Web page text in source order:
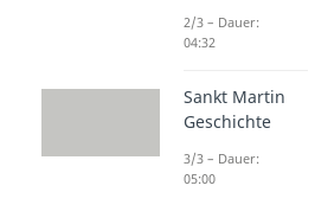
Weitere
Wichtige Begriffe
5 Säulen des Islam
2/3 – Dauer:
04:32
Sankt Martin
Geschichte
3/3 – Dauer:
05:00